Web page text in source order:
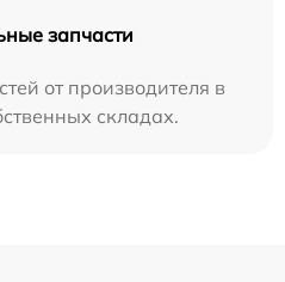
запчасти
от производителя в
складах.